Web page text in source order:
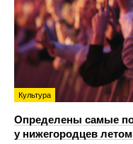
Культура
Определены самые
у нижегородцев летом